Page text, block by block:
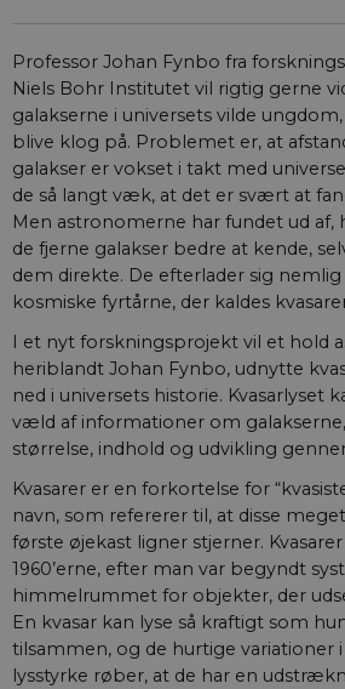
Professor Johan Fynbo fra
Niels Bohr Institutet vil rigtig gerne
galakserne i universets vilde
blive klog på. Problemet er, at
galakser er vokset i takt med
de så langt væk, at det er svært at
Men astronomerne har fundet ud
de fjerne galakser bedre at kende,
dem direkte. De efterlader sig nemlig
kos­miske fyrtårne, der kaldes
I et nyt forskningsprojekt vil et hold
heriblandt Johan Fynbo, udnytte
ned i universets historie. Kvasarlyset
væld af informationer om
størrelse, indhold og udvikling
Kvasarer er en forkortelse for
navn, som refererer til, at disse
første øjekast ligner stjerner.
1960’erne, efter man var begyndt
himmelrummet for objekter, der
En kvasar kan lyse så kraftigt som
tilsammen, og de hurtige variationer i
lysstyrke røber, at de har en